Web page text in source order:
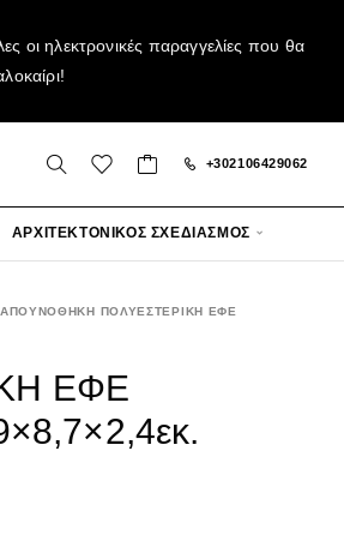
οι ηλεκτρονικές παραγγελίες που θα
+302106429062
ΑΡΧΙΤΕΚΤΟΝΙΚΟΣ ΣΧΕΔΙΑΣΜΟΣ
ΠΟΛΥΕΣΤΕΡΙΚΗ ΕΦΕ
ΕΦΕ